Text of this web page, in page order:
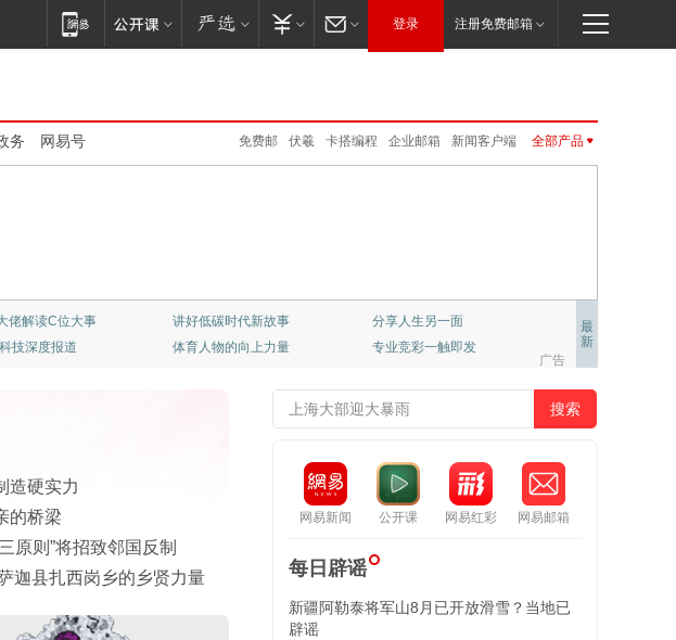
登录 注册免费邮箱
务 网易号 新闻客户端
企业邮箱
卡搭编程
伏羲
免费邮
LOFTER
云课堂
网易亲时光
网易红彩
严选
全部产品
大话2 梦幻西游手游
大唐无双
率士之滨
哈利波特.魔法觉醒
天下手游
明日之后
最
新
看客
爸爸是条龙》
顶级学府：哈佛大学课程
红彩，只做专业预测
置业推荐
网易非虚构写作平台
广告
造硬实力
的桥梁
原则”将招致邻国反制
迦县扎西岗乡的乡贤力量
网易新闻 公开课 网易红彩 网易邮箱
每日辟谣
新疆阿勒泰将军山8月已开放滑雪？当地已
辟谣